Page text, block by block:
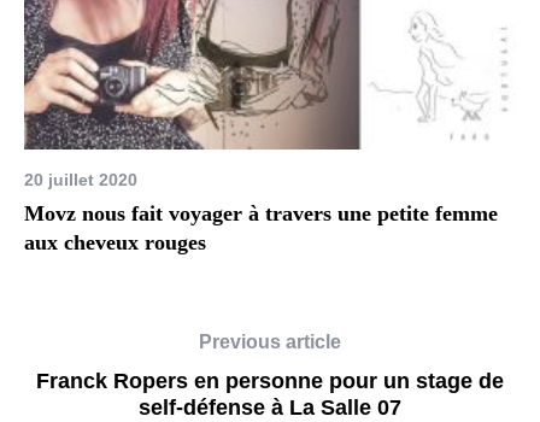
20 juillet 2020
Movz nous fait voyager à travers une petite femme
aux cheveux rouges
Previous article
Franck Ropers en personne pour un stage de
self-défense à La Salle 07